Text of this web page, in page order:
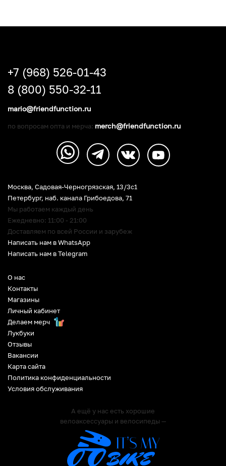
О нас
Контакты
Магазины
Личный кабинет
Делаем мерч
Лукбуки
Отзывы
Вакансии
Карта сайта
Политика конфиденциальности
Условия обслуживания
А ещё у нас есть хорошие
велоаксессуары и велосипеды —
Москва, Садовая-Черногрязская, 13/3c1
Петербург, наб. канала Грибоедова, 71
Мы работаем каждый день
Ежедневно: 11:00 - 21:00
Доставляем по всей России и зарубеж
Написать нам в WhatsApp
Написать нам в Telegram
+7 (968) 526-01-43
8 (800) 550-32-11
mario@friendfunction.ru
по вопросам опта и мерча: merch@friendfunction.ru